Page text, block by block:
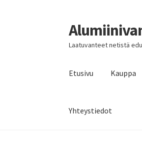
Siirry
navigointiin
Siirry
sisältöön
Laatuvanteet netistä
Etusivu Kauppa
Yhteystiedot